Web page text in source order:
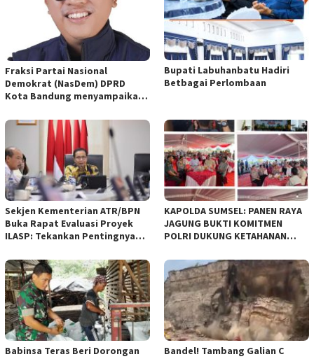
Fraksi Partai Nasional
Demokrat (NasDem) DPRD
Kota Bandung menyampaikan
empat Rancangan Peraturan
Daerah (Raperda) yang
diajukan Pemerintah Kota
Bandung
Bupati Labuhanbatu Hadiri
Betbagai Perlombaan
Sekjen Kementerian ATR/BPN
Buka Rapat Evaluasi Proyek
ILASP: Tekankan Pentingnya
Anggaran
KAPOLDA SUMSEL: PANEN RAYA
JAGUNG BUKTI KOMITMEN
POLRI DUKUNG KETAHANAN
Babinsa Teras Beri Dorongan
Bandel! Tambang Galian C